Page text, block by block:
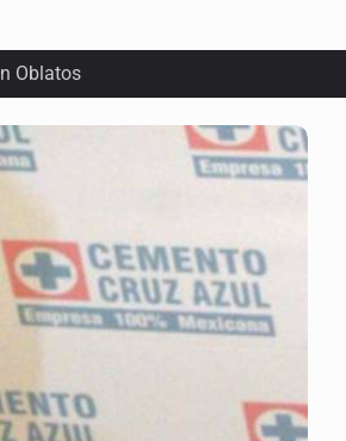
Oblatos
durante julio
mexicanos
toneladas de metanfetamina
de Morelia